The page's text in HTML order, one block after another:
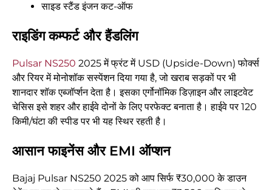
साइड स्टैंड इंजन कट-ऑफ
राइडिंग कम्फर्ट और हैंडलिंग
Pulsar NS250 2025 में फ्रंट में USD (Upside-Down) फोर्क्स
और रियर में मोनोशॉक सस्पेंशन दिया गया है, जो खराब सड़कों पर भी
शानदार शॉक एब्जॉर्प्शन देता है। इसका एर्गोनॉमिक डिज़ाइन और लाइटवेट
चेसिस इसे शहर और हाईवे दोनों के लिए परफेक्ट बनाता है। हाईवे पर 120
किमी/घंटा की स्पीड पर भी यह स्थिर रहती है।
आसान फाइनेंस और EMI ऑप्शन
Bajaj Pulsar NS250 2025 को आप सिर्फ ₹30,000 के डाउन